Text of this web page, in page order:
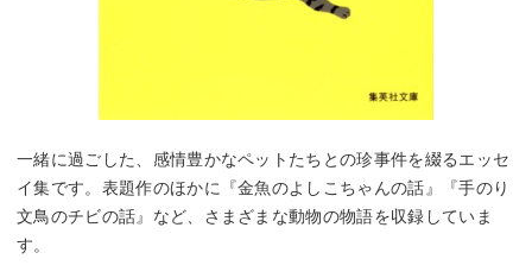
一緒に過ごした、感情豊かなペットたちとの珍事件を綴るエッセ
イ集です。表題作のほかに『金魚のよしこちゃんの話』『手のり
文鳥のチビの話』など、さまざまな動物の物語を収録していま
す。